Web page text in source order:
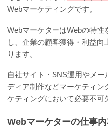
Webマーケティングです。
WebマーケターはWebの特
し、企業の顧客獲得・利益
ります。
自社サイト・SNS運用やメー
ディア制作などマーケティン
ケティングにおいて必要不可
Webマーケターの仕事